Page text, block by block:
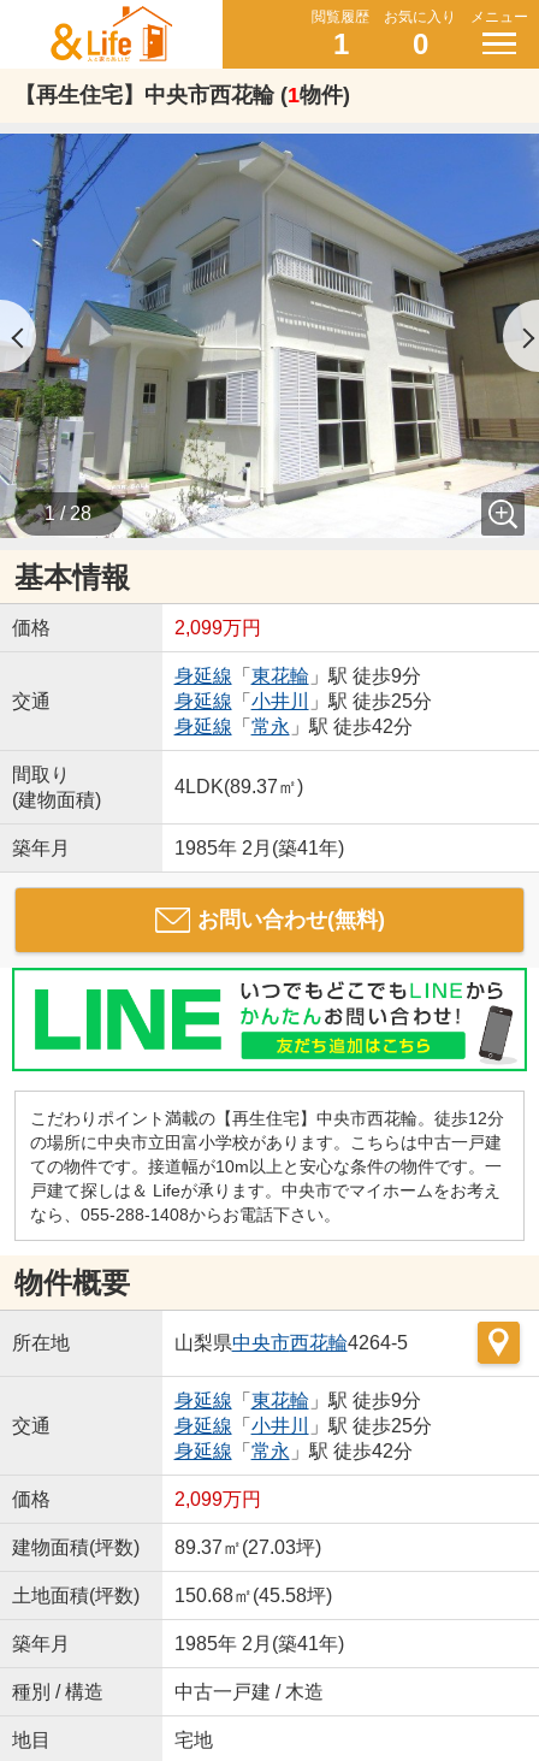
閲覧履歴
1
お気に入り
0
メニュー
【再生住宅】中央市西花輪 (1物件)
1 / 28
基本情報
価格 2,099万円
交通
身延線 「 東花輪」駅 徒歩9分
身延線 「 小井川
」駅 徒歩25分
身延線 「 常永 」駅 徒歩42分
間取り
(建物面積)
4LDK(89.37㎡)
築年月 1985年 2月(築41年)
お問い合わせ(無料)
こだわりポイント満載の【再生住宅】中央市西花輪。徒歩12分
の場所に中央市立田富小学校があります。こちらは中古一戸建
ての物件です。接道幅が10m以上と安心な条件の物件です。一
戸建て探しは＆ Lifeが承ります。中央市でマイホームをお考え
なら、055-288-1408からお電話下さい。
物件概要
所在地 山梨県中央市西花輪4264-5
交通
身延線 「 東花輪」駅 徒歩9分
身延線 「 小井川
」駅 徒歩25分
身延線 「 常永 」駅 徒歩42分
価格 2,099万円
建物面積(坪数) 89.37㎡(27.03坪)
土地面積(坪数) 150.68㎡(45.58坪)
築年月 1985年 2月(築41年)
種別 / 構造 中古一戸建 / 木造
地目 宅地